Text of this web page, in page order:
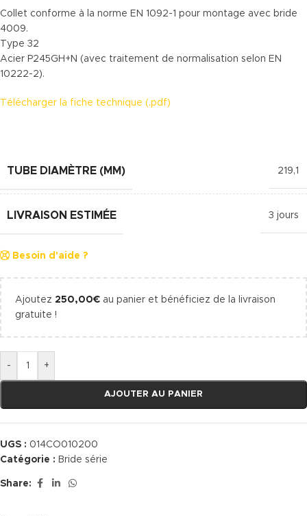
Collet conforme à la norme EN 1092-1 pour montage avec bride
4009.
Type 32
Acier P245GH+N (avec traitement de normalisation selon EN
10222-2).
Télécharger la fiche technique (.pdf)
TUBE DIAMÈTRE (MM) 219,1
LIVRAISON ESTIMÉE 3 jours
Besoin d'aide ?
Ajoutez 250,00€ au panier et bénéficiez de la livraison
gratuite !
- +
AJOUTER AU PANIER
UGS : 014CO010200
Catégorie : Bride série
Share: